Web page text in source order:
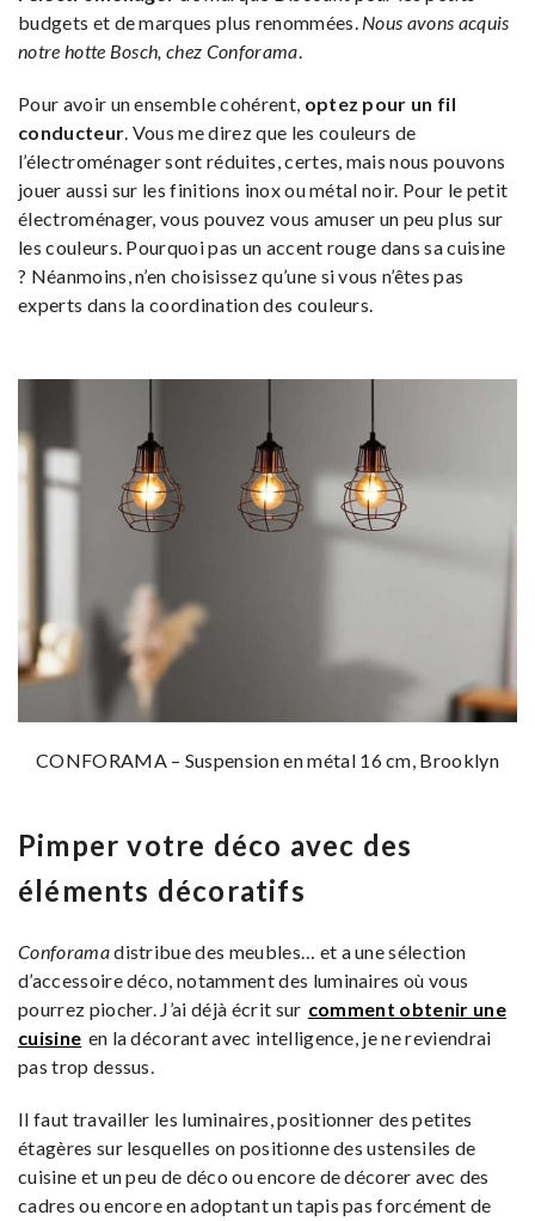
budgets et de marques plus renommées. Nous avons acquis
notre hotte Bosch, chez Conforama
Pour avoir un ensemble cohérent, optez pour un fil
conducteur . Vous me direz que les couleurs de
l’électroménager sont réduites, certes, mais nous pouvons
jouer aussi sur les finitions inox ou métal noir. Pour le petit
électroménager, vous pouvez vous amuser un peu plus sur
les couleurs. Pourquoi pas un accent rouge dans sa cuisine
? Néanmoins, n’en choisissez qu’une si vous n’êtes pas
experts dans la coordination des couleurs.
CONFORAMA – Suspension en métal 16 cm, Brooklyn
Pimper votre déco avec des
éléments décoratifs
Conforamadistribue des meubles… et a une sélection
d’accessoire déco, notamment des luminaires où vous
pourrez piocher. J’ai déjà écrit sur comment obtenir une
cuisine en la décorant avec intelligence, je ne reviendrai
pas trop dessus.
Il faut travailler les luminaires, positionner des petites
étagères sur lesquelles on positionne des ustensiles de
cuisine et un peu de déco ou encore de décorer avec des
cadres ou encore en adoptant un tapis pas forcément de